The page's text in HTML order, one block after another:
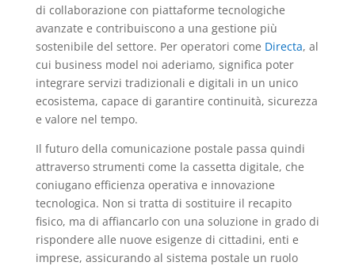
di collaborazione con piattaforme tecnologiche
avanzate e contribuiscono a una gestione più
sostenibile del settore. Per operatori come Directa, al
cui business model noi aderiamo, significa poter
integrare servizi tradizionali e digitali in un unico
ecosistema, capace di garantire continuità, sicurezza
e valore nel tempo.
Il futuro della comunicazione postale passa quindi
attraverso strumenti come la cassetta digitale, che
coniugano efficienza operativa e innovazione
tecnologica. Non si tratta di sostituire il recapito
fisico, ma di affiancarlo con una soluzione in grado di
rispondere alle nuove esigenze di cittadini, enti e
imprese, assicurando al sistema postale un ruolo